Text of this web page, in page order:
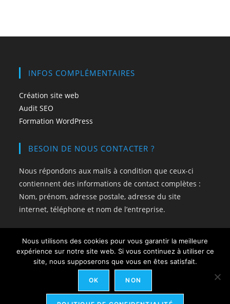
INFOS COMPLÉMENTAIRES
Création site web
Audit SEO
Formation WordPress
BESOIN DE NOUS CONTACTER ?
Nous répondons aux mails à condition que ceux-ci
contiennent des informations de contact complètes :
Nom, prénom, adresse postale, adresse du site
internet, téléphone et nom de l’entreprise.
CGV-CGP Politique de confidentialité
Nous utilisons des cookies pour vous garantir la meilleure
expérience sur notre site web. Si vous continuez à utiliser ce
site, nous supposerons que vous en êtes satisfait.
OK NON